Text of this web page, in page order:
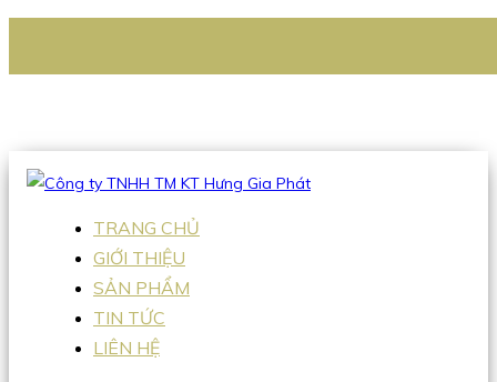
Hotline:0938 336 079
TRANG CHỦ
GIỚI THIỆU
SẢN PHẨM
TIN TỨC
LIÊN HỆ